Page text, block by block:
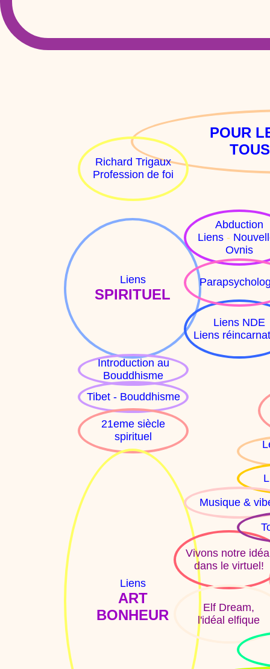
Richard Trigaux
Profession de foi
POUR
Liens
SPIRITUEL
Liens NDE
Liens
Abduction
Liens -
Ovnis
Introduction au
Bouddhisme
Tibet - Bouddhisme
21eme siècle
spirituel
Liens
ART
BONHEUR
Vivons notre
dans le virtuel!
Elf Dream,
l'idéal elfique
Musique &